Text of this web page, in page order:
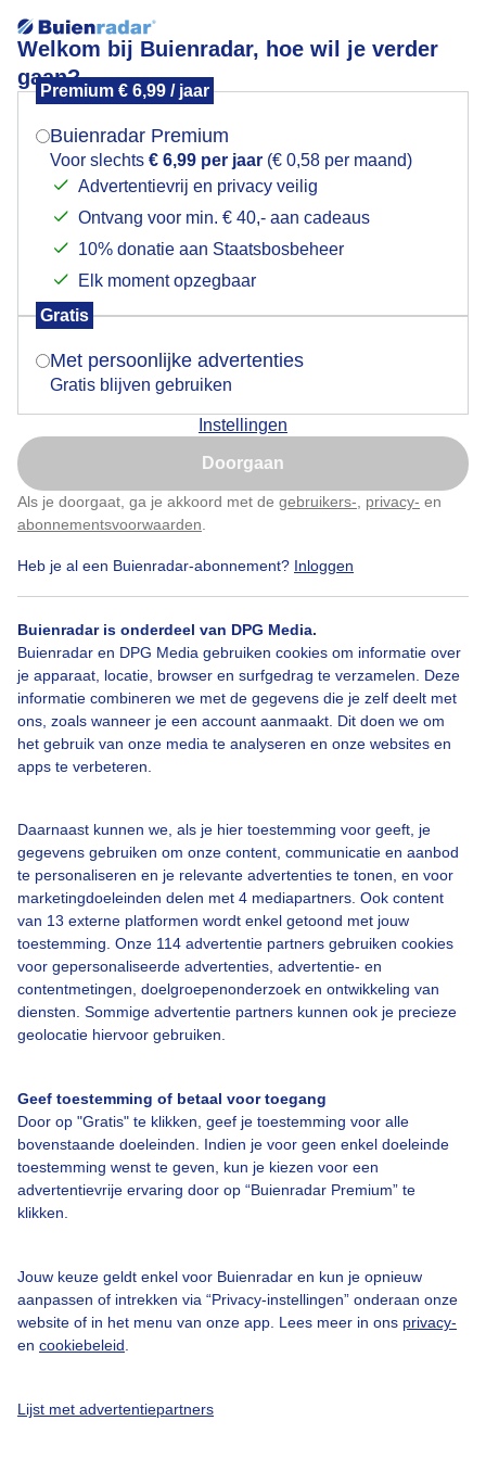
Welkom bij Buienradar, hoe wil je verder
gaan?
Premium € 6,99 / jaar
Buienradar Premium
Voor slechts € 6,99 per jaar (€ 0,58 per maand)
Advertentievrij en privacy veilig
Ontvang voor min. € 40,- aan cadeaus
10% donatie aan Staatsbosbeheer
Elk moment opzegbaar
Gratis
Met persoonlijke advertenties
Gratis blijven gebruiken
Instellingen
Doorgaan
Als je doorgaat, ga je akkoord met de gebruikers- privacy- en
abonnementsvoorwaarden
Heb je al een Buienradar-abonnement? Inloggen
Buienradar is onderdeel van DPG Media.
Buienradar en DPG Media gebruiken cookies om informatie over
je apparaat, locatie, browser en surfgedrag te verzamelen. Deze
informatie combineren we met de gegevens die je zelf deelt met
ons, zoals wanneer je een account aanmaakt. Dit doen we om
het gebruik van onze media te analyseren en onze websites en
apps te verbeteren.
Daarnaast kunnen we, als je hier toestemming voor geeft, je
gegevens gebruiken om onze content, communicatie en aanbod
te personaliseren en je relevante advertenties te tonen, en voor
marketingdoeleinden delen met 4 mediapartners. Ook content
van 13 externe platformen wordt enkel getoond met jouw
toestemming. Onze 114 advertentie partners gebruiken cookies
voor gepersonaliseerde advertenties, advertentie- en
contentmetingen, doelgroepenonderzoek en ontwikkeling van
diensten. Sommige advertentie partners kunnen ook je precieze
geolocatie hiervoor gebruiken.
Geef toestemming of betaal voor toegang
Door op "Gratis" te klikken, geef je toestemming voor alle
bovenstaande doeleinden. Indien je voor geen enkel doeleinde
toestemming wenst te geven, kun je kiezen voor een
advertentievrije ervaring door op “Buienradar Premium” te
klikken.
Jouw keuze geldt enkel voor Buienradar en kun je opnieuw
aanpassen of intrekken via “Privacy-instellingen” onderaan onze
website of in het menu van onze app. Lees meer in ons privacy-
en cookiebeleid
Lijst met advertentiepartners
Strakblauw vandaag
Door: Joyce Derksen Gemaakt: 28-05-2026, 35x bekeken
#strakblauwelucht
Bekijk slideshow
Over Buienradar
Bedrijfsgegevens
Contact
Toegankelijkheid
Gebruikersvoorwaarden
Adverteren
Privacy beleid
Cookie beleid
Gratis weerdata
Mogen we je locatie gebruiken voor het
Indien je hier nog geen akkoord op hebt gegeven,
verschijnt er zo een pop-up uit je browser waarin
Is goed, toon de popup
Nu niet, misschien later
Klik hierom dit aan te passen